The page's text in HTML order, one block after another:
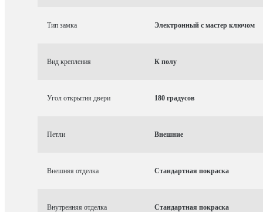
Тип замка Электронный с мастер ключом
Вид крепления К полу
Угол открытия двери 180 градусов
Петли Внешние
Внешняя отделка Стандартная покраска
Внутренняя отделка Стандартная покраска